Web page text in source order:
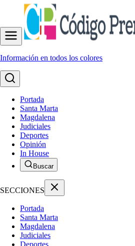
Información en todos los colores
Portada
Santa Marta
Magdalena
Judiciales
Deportes
Opinión
In House
Buscar
SECCIONES
Portada
Santa Marta
Magdalena
Judiciales
Deportes